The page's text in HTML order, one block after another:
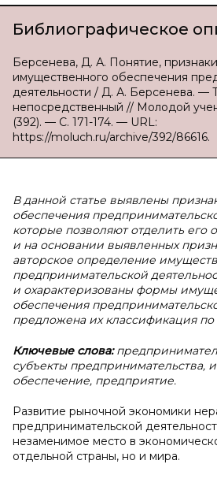
Библиографическое
Берсенева, Д. А. Понятие,
имущественного обеспечения
деятельности / Д. А. Берсенева. —
непосредственный // Молодой
(392). — С. 171-174. — URL:
https://moluch.ru/archive/392/86616.
В данной статье выявлены
обеспечения
которые позволяют отделить его
и на основании выявленных
авторское определение
предпринимательской
и охарактеризованы формы
обеспечения
предложена их классификация
Ключевые слова:
субъекты предпринимательства,
обеспечение, предприятие.
Развитие рыночной экономики
предпринимательской
незаменимое место в
отдельной страны, но и мира.